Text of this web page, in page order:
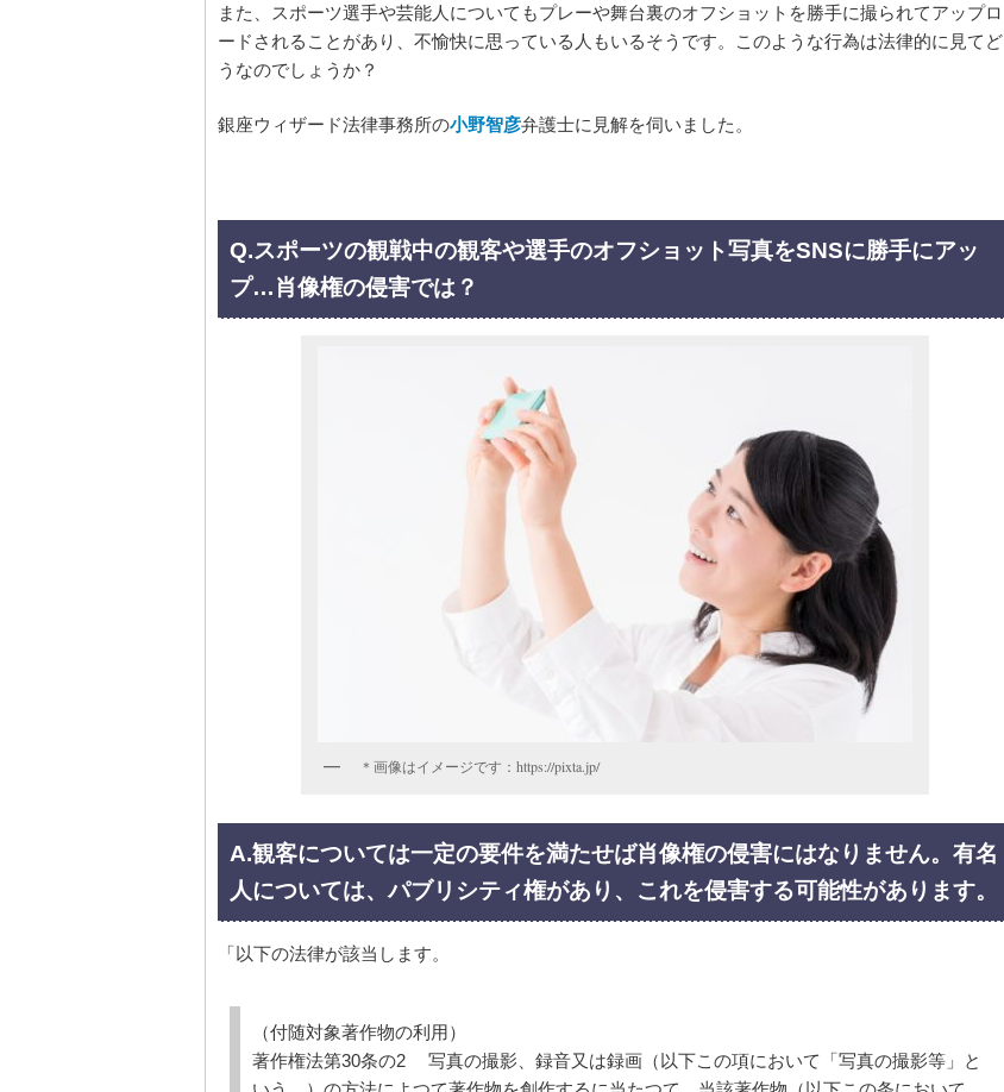
また、スポーツ選手や芸能人についてもプレーや舞台裏のオフショットを勝手に撮られてアップロ
ードされることがあり、不愉快に思っている人もいるそうです。このような行為は法律的に見てど
うなのでしょうか？
銀座ウィザード法律事務所の小野智彦弁護士に見解を伺いました。
Q.スポーツの観戦中の観客や選手のオフショット写真をSNSに勝手にアッ
プ…肖像権の侵害では？
＊画像はイメージです：https://pixta.jp/
A.観客については一定の要件を満たせば肖像権の侵害にはなりません。有名
人については、パブリシティ権があり、これを侵害する可能性があります。
「以下の法律が該当します。
（付随対象著作物の利用）
著作権法第30条の2 写真の撮影、録音又は録画（以下この項において「写真の撮影等」と